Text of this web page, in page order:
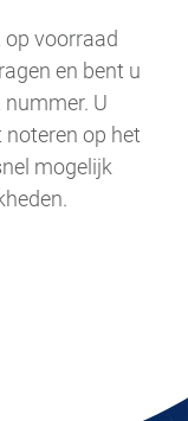
voorraad
en bent u
U
op het
mogelijk